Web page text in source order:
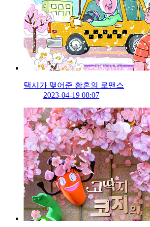
택시가 맺어준 황혼의 로맨스
2023-04-19 08:07